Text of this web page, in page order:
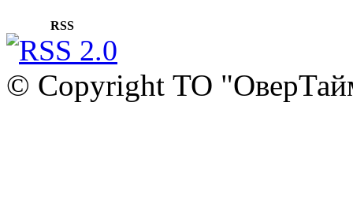
RSS
© Copyright ТО